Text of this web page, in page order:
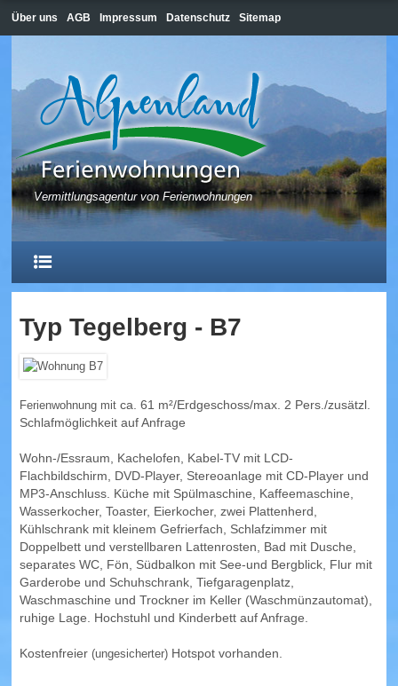
Über uns AGB Impressum Datenschutz Sitemap
Vermittlungsagentur von Ferienwohnungen
HOME
Wohnungen in Hopfen am See (Übersicht)
FÜSSEN
Wohnungen in Füssen (Übersicht)
SCHWANGAU
Wohnungen in Schwangau (Übersicht)
HOHENSCHWANGAU
WEISSENSEE
Typ Tegelberg - B7
Ferienwohnung mit ca. 61 m²/Erdgeschoss/max. 2 Pers./zusätzl.
Schlafmöglichkeit auf Anfrage
Wohn-/Essraum, Kachelofen, Kabel-TV mit LCD-
Flachbildschirm, DVD-Player, Stereoanlage mit CD-Player und
MP3-Anschluss. Küche mit Spülmaschine, Kaffeemaschine,
Wasserkocher, Toaster, Eierkocher, zwei Plattenherd,
Kühlschrank mit kleinem Gefrierfach, Schlafzimmer mit
Doppelbett und verstellbaren Lattenrosten, Bad mit Dusche,
separates WC, Fön, Südbalkon mit See-und Bergblick, Flur mit
Garderobe und Schuhschrank, Tiefgaragenplatz,
Waschmaschine und Trockner im Keller (Waschmünzautomat),
ruhige Lage. Hochstuhl und Kinderbett auf Anfrage.
Kostenfreier (ungesicherter) Hotspot vorhanden.